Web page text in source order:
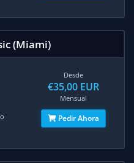
(Miami)
Desde
€35,00 EUR
Mensual
Pedir Ahora